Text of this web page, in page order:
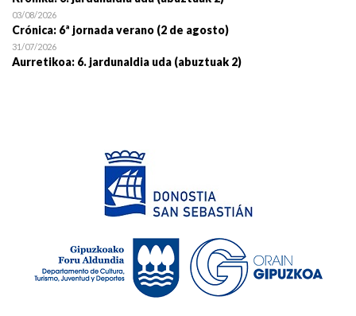
03/08/2026
Crónica: 6ª jornada verano (2 de agosto)
31/07/2026
Aurretikoa: 6. jardunaldia uda (abuztuak 2)